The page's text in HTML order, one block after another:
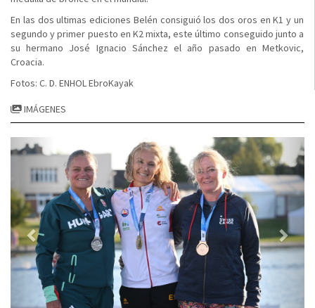
En las dos ultimas ediciones Belén consiguió los dos oros en K1 y un
segundo y primer puesto en K2 mixta, este último conseguido junto a
su hermano José Ignacio Sánchez el año pasado en Metkovic,
Croacia.
Fotos: C. D. ENHOL EbroKayak
IMÁGENES